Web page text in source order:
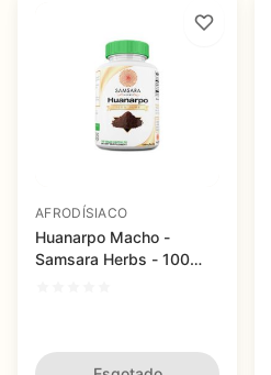
AFRODÍSIACO
Huanarpo Macho -
Samsara Herbs - 100